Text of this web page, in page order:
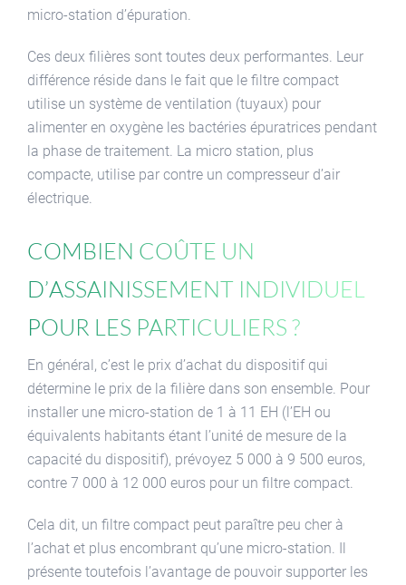
micro-station d’épuration.
Ces deux filières sont toutes deux performantes. Leur
différence réside dans le fait que le filtre compact
utilise un système de ventilation (tuyaux) pour
alimenter en oxygène les bactéries épuratrices pendant
la phase de traitement. La micro station, plus
compacte, utilise par contre un compresseur d’air
électrique.
Combien coûte un
d’assainissement individuel
pour les particuliers ?
En général, c’est le prix d’achat du dispositif qui
détermine le prix de la filière dans son ensemble. Pour
installer une micro-station de 1 à 11 EH (l’EH ou
équivalents habitants étant l’unité de mesure de la
capacité du dispositif), prévoyez 5 000 à 9 500 euros,
contre 7 000 à 12 000 euros pour un filtre compact.
Cela dit, un filtre compact peut paraître peu cher à
l’achat et plus encombrant qu’une micro-station. Il
présente toutefois l’avantage de pouvoir supporter les